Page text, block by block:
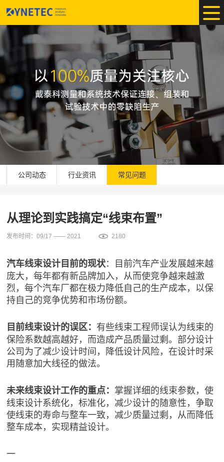
公司动态 行业资讯 常见问题
从理论到实践搞定“线束布置”
发布时间：09/17 —— 2021 2180
汽车线束设计目前的现状：目前汽车产业发展越来越
庞大，每年都有新品牌加入，从而使竞争越来越激
烈，每个汽车厂都在极力降低自己的生产成本，以保
持自己的竞争优势和市场份额。
目前线束设计的误区： 有些线束工程师误认为线束的
保险系数越高越好，而造成产品质量过剩。部分设计
公司为了减少设计时间，降低设计风险，在设计时采
用随意加大线径的做法。
未来线束设计工作的重点： 掌握详细的线束参数，使
线束设计系统化，标准化，减少设计的随意性，争取
使线束的寿命与整车一致，减少质量过剩，从而降低
整车成本，实现精益设计。
一